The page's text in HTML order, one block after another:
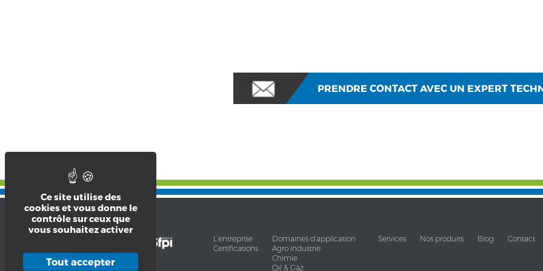
PRENDRE CONTACT AVEC UN EXPERT
9-13, Rue Saint-Claude
F – 42300 Roanne Cedex
L’entreprise
Certifications
Domaines d’application
Agro industrie
Chimie
Oil & Gaz
Services Nos produits Blog Contact
Ce site utilise des
cookies et vous donne le
contrôle sur ceux que
vous souhaitez activer
Tout accepter